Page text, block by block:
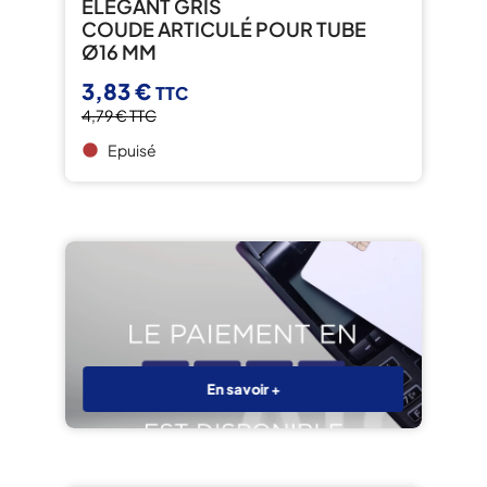
ELEGANT GRIS
COUDE ARTICULÉ POUR TUBE
Ø16 MM
3,83 €TTC
4,79 €TTC
brightness_1 Epuisé
En savoir +